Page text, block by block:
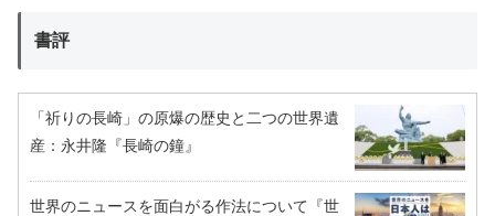
書評
「祈りの長崎」の原爆の歴史と二つの世界遺
産：永井隆『長崎の鐘』
世界のニュースを面白がる作法について『世